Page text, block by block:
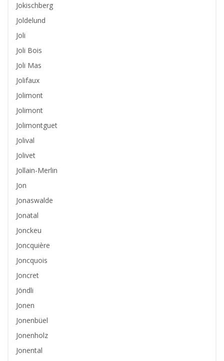
Jokischberg
Joldelund
Joli
Joli Bois
Joli Mas
Jolifaux
Jolimont
Jolimont
Jolimontguet
Jolival
Jolivet
Jollain-Merlin
Jon
Jonaswalde
Jonatal
Jonckeu
Joncquière
Joncquois
Joncret
Jöndli
Jonen
Jonenbüel
Jonenholz
Jonental